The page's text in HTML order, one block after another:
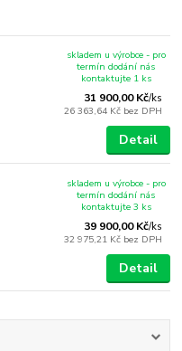
31 900,00 Kč/ks
26 363,64 Kč bez DPH
skladem u výrobce - pro
termín dodání nás
kontaktujte 1 ks
Detail
39 900,00 Kč/ks
32 975,21 Kč bez DPH
skladem u výrobce - pro
termín dodání nás
kontaktujte 3 ks
Detail